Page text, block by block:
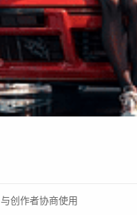
与创作者协商使用